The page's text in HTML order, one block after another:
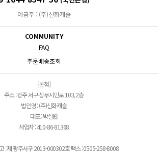
예금주 : (주)신화캐슬
COMMUNITY
FAQ
주문배송조회
[본점]
주소 : 광주 서구 상무시민로 103, 2층
법인명 : (주)신화캐슬
대표 : 박설원
사업자 : 410-86-81368
: 제 광주서구 2013-000302호 팩스 : 0505-258-8008